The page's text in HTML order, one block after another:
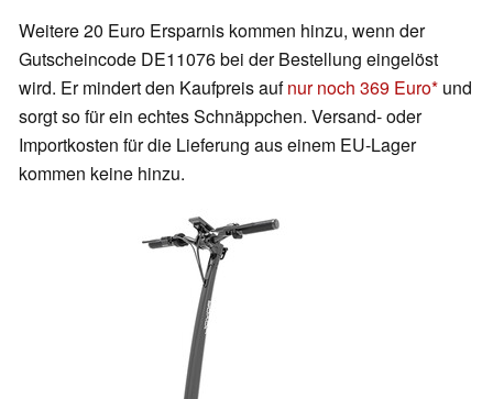
Weitere 20 Euro Ersparnis kommen hinzu, wenn der
Gutscheincode DE11076 bei der Bestellung eingelöst
wird. Er mindert den Kaufpreis aufnur noch 369 Euro und
sorgt so für ein echtes Schnäppchen. Versand- oder
Importkosten für die Lieferung aus einem EU-Lager
kommen keine hinzu.